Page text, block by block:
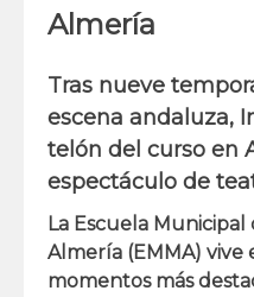
Almería
Tras nueve
escena andaluza,
telón del curso en
espectáculo de
La Escuela Municipal
Almería (EMMA) vive
momentos más